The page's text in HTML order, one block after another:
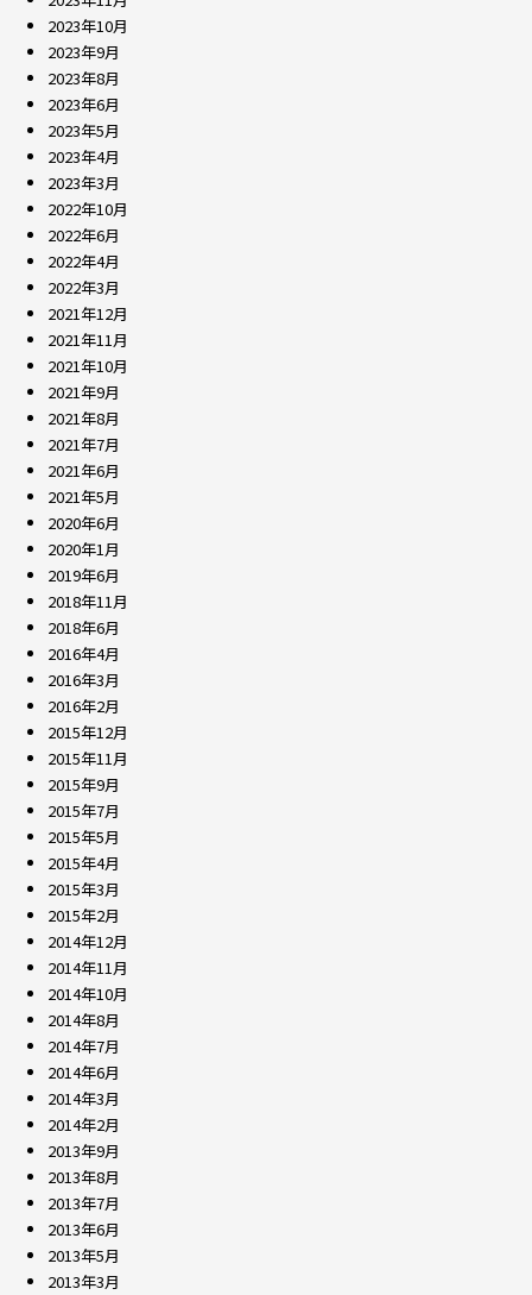
2023年10月
2023年9月
2023年8月
2023年6月
2023年5月
2023年4月
2023年3月
2022年10月
2022年6月
2022年4月
2022年3月
2021年12月
2021年11月
2021年10月
2021年9月
2021年8月
2021年7月
2021年6月
2021年5月
2020年6月
2020年1月
2019年6月
2018年11月
2018年6月
2016年4月
2016年3月
2016年2月
2015年12月
2015年11月
2015年9月
2015年7月
2015年5月
2015年4月
2015年3月
2015年2月
2014年12月
2014年11月
2014年10月
2014年8月
2014年7月
2014年6月
2014年3月
2014年2月
2013年9月
2013年8月
2013年7月
2013年6月
2013年5月
2013年3月